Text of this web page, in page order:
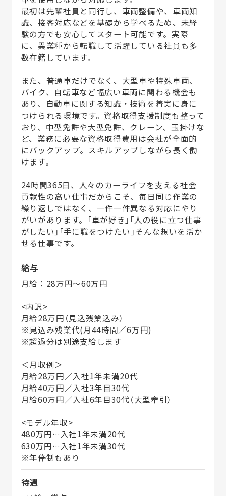
最初は先輩社員と同行し、車両整備や、車両知
識、接客対応などを基礎から学べるため、未経
験の方でも安心してスタート可能です。実際
に、異業種から転職して活躍している社員も多
数在籍しています。
また、普通車だけでなく、大型車や特殊車両、
バイク、自転車など幅広い車両に関わる機会も
あり、自動車に関する知識・技術を着実に身に
つけられる環境です。資格取得支援制度も整って
おり、中型免許や大型免許、クレーン、玉掛けな
ど、業務に必要な資格取得費用は会社が全面的
にバックアップ。スキルアップしながら長く働
けます。
24時間365日、人々のカーライフを支える社会
貢献性の高い仕事だからこそ、毎日同じ作業の
繰り返しではなく、一件一件異なる対応にやり
がいがあります。「車が好き」「人の役に立つ仕事
がしたい」「手に職をつけたい」そんな想いを活か
せる仕事です。
給与
月給：28万円～60万円
<内訳>
月給28万円（見込残業込み）
※見込み残業代(月44時間／6万円)
※超過分は別途支給します
＜月収例＞
月給28万円／入社1年未満20代
月給40万円／入社3年目30代
月給60万円／入社6年目30代（大型牽引）
<モデル年収>
480万円…入社1年未満20代
630万円…入社1年未満30代
※年俸制もあり
待遇